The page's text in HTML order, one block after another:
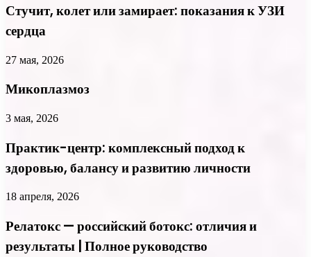
Стучит, колет или замирает: показания к УЗИ
сердца
27 мая, 2026
Микоплазмоз
3 мая, 2026
Практик-центр: комплексный подход к
здоровью, балансу и развитию личности
18 апреля, 2026
Релатокс — российский ботокс: отличия и
результаты | Полное руководство